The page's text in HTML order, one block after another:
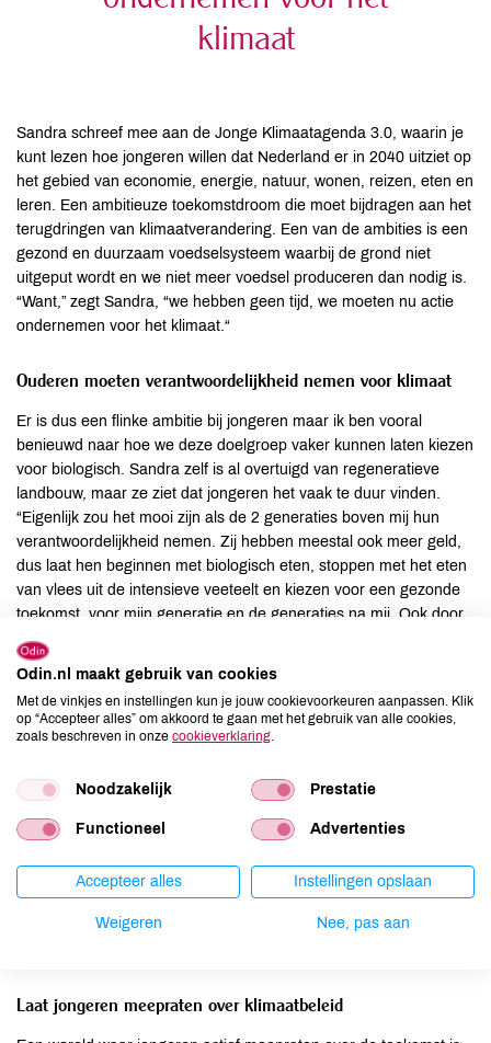
klimaat
Sandra schreef mee aan de Jonge Klimaatagenda 3.0, waarin je
kunt lezen hoe jongeren willen dat Nederland er in 2040 uitziet op
het gebied van economie, energie, natuur, wonen, reizen, eten en
leren. Een ambitieuze toekomstdroom die moet bijdragen aan het
terugdringen van klimaatverandering. Een van de ambities is een
gezond en duurzaam voedselsysteem waarbij de grond niet
uitgeput wordt en we niet meer voedsel produceren dan nodig is.
“Want,” zegt Sandra, “we hebben geen tijd, we moeten nu actie
ondernemen voor het klimaat.“
Ouderen moeten verantwoordelijkheid nemen voor klimaat
Er is dus een flinke ambitie bij jongeren maar ik ben vooral
benieuwd naar hoe we deze doelgroep vaker kunnen laten kiezen
voor biologisch. Sandra zelf is al overtuigd van regeneratieve
landbouw, maar ze ziet dat jongeren het vaak te duur vinden.
“Eigenlijk zou het mooi zijn als de 2 generaties boven mij hun
verantwoordelijkheid nemen. Zij hebben meestal ook meer geld,
dus laat hen beginnen met biologisch eten, stoppen met het eten
van vlees uit de intensieve veeteelt en kiezen voor een gezonde
toekomst, voor mijn generatie en de generaties na mij. Ook door
voedselverspilling aan te pakken maken we een positieve impact
op het klimaat.”
Werkelijke prijs van producten inzichtelijk
worden alle verborgen kosten van producten meegerekend in de
prijs, zoals milieuschade en sociale kosten. “Met het laten zien
van negatieve bijeffecten zien we de impact die ieder product
de werkelijke prijs inzichtelijk moeten zijn. Alleen dan worden
mensen zich bewust van de invloed die iedere aankoop heeft en
welke prijs we uiteindelijk betalen als maatschappij. Maar dit
Laat jongeren meepraten over klimaatbeleid
Odin.nl maakt gebruik van cookies
Met de vinkjes en instellingen kun je jouw cookievoorkeuren aanpassen. Klik
op “Accepteer alles” om akkoord te gaan met het gebruik van alle cookies,
zoals beschreven in onze cookieverklaring
Noodzakelijk Prestatie
Functioneel Advertenties
Accepteer alles Instellingen opslaan
Weigeren Nee, pas aan